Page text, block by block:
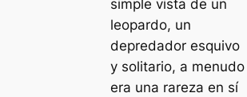
simple vista de un
leopardo, un
depredador esquivo
y solitario, a menudo
era una rareza en sí